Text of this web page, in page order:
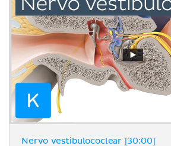
Nervo vestibulococlear [30:00]